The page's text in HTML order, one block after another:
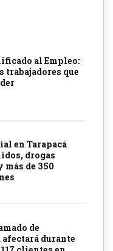
al Empleo:
trabajadores que
en Tarapacá
drogas
más de 350
de
durante